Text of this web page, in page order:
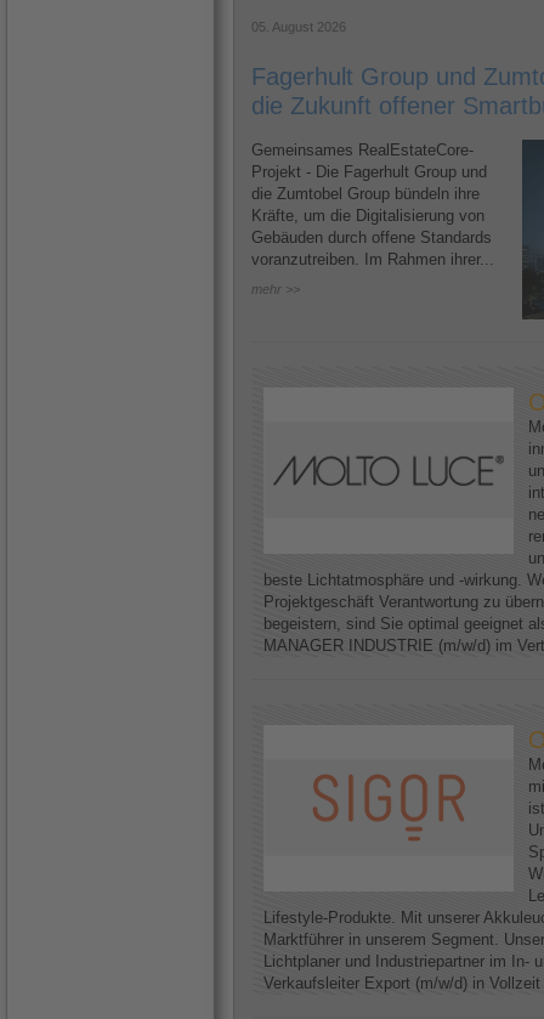
05. August 2026
Fagerhult Group und
die Zukunft offener
Gemeinsames RealEstateCore-
Projekt - Die Fagerhult Group und
die Zumtobel Group bündeln ihre
Kräfte, um die Digitalisierung von
Gebäuden durch offene Standards
voranzutreiben. Im Rahmen ihrer...
mehr >>
beste Lichtatmosphäre und -wirkung.
Projektgeschäft Verantwortung zu
begeistern, sind Sie optimal geeignet
MANAGER INDUSTRIE (m/w/d) im
Lifestyle-Produkte. Mit unserer
Marktführer in unserem Segment.
Lichtplaner und Industriepartner im In-
Verkaufsleiter Export (m/w/d) in